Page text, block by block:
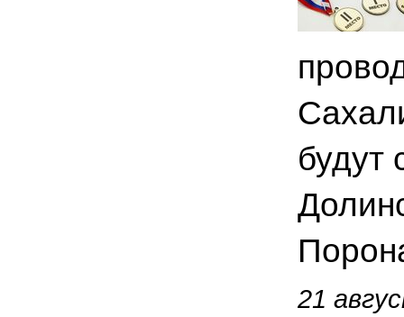
будут
21